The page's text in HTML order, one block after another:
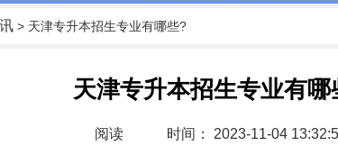
> 天津专升本招生专业有哪些?
天津专升本招生专业有哪
阅读 时间： 2023-11-04